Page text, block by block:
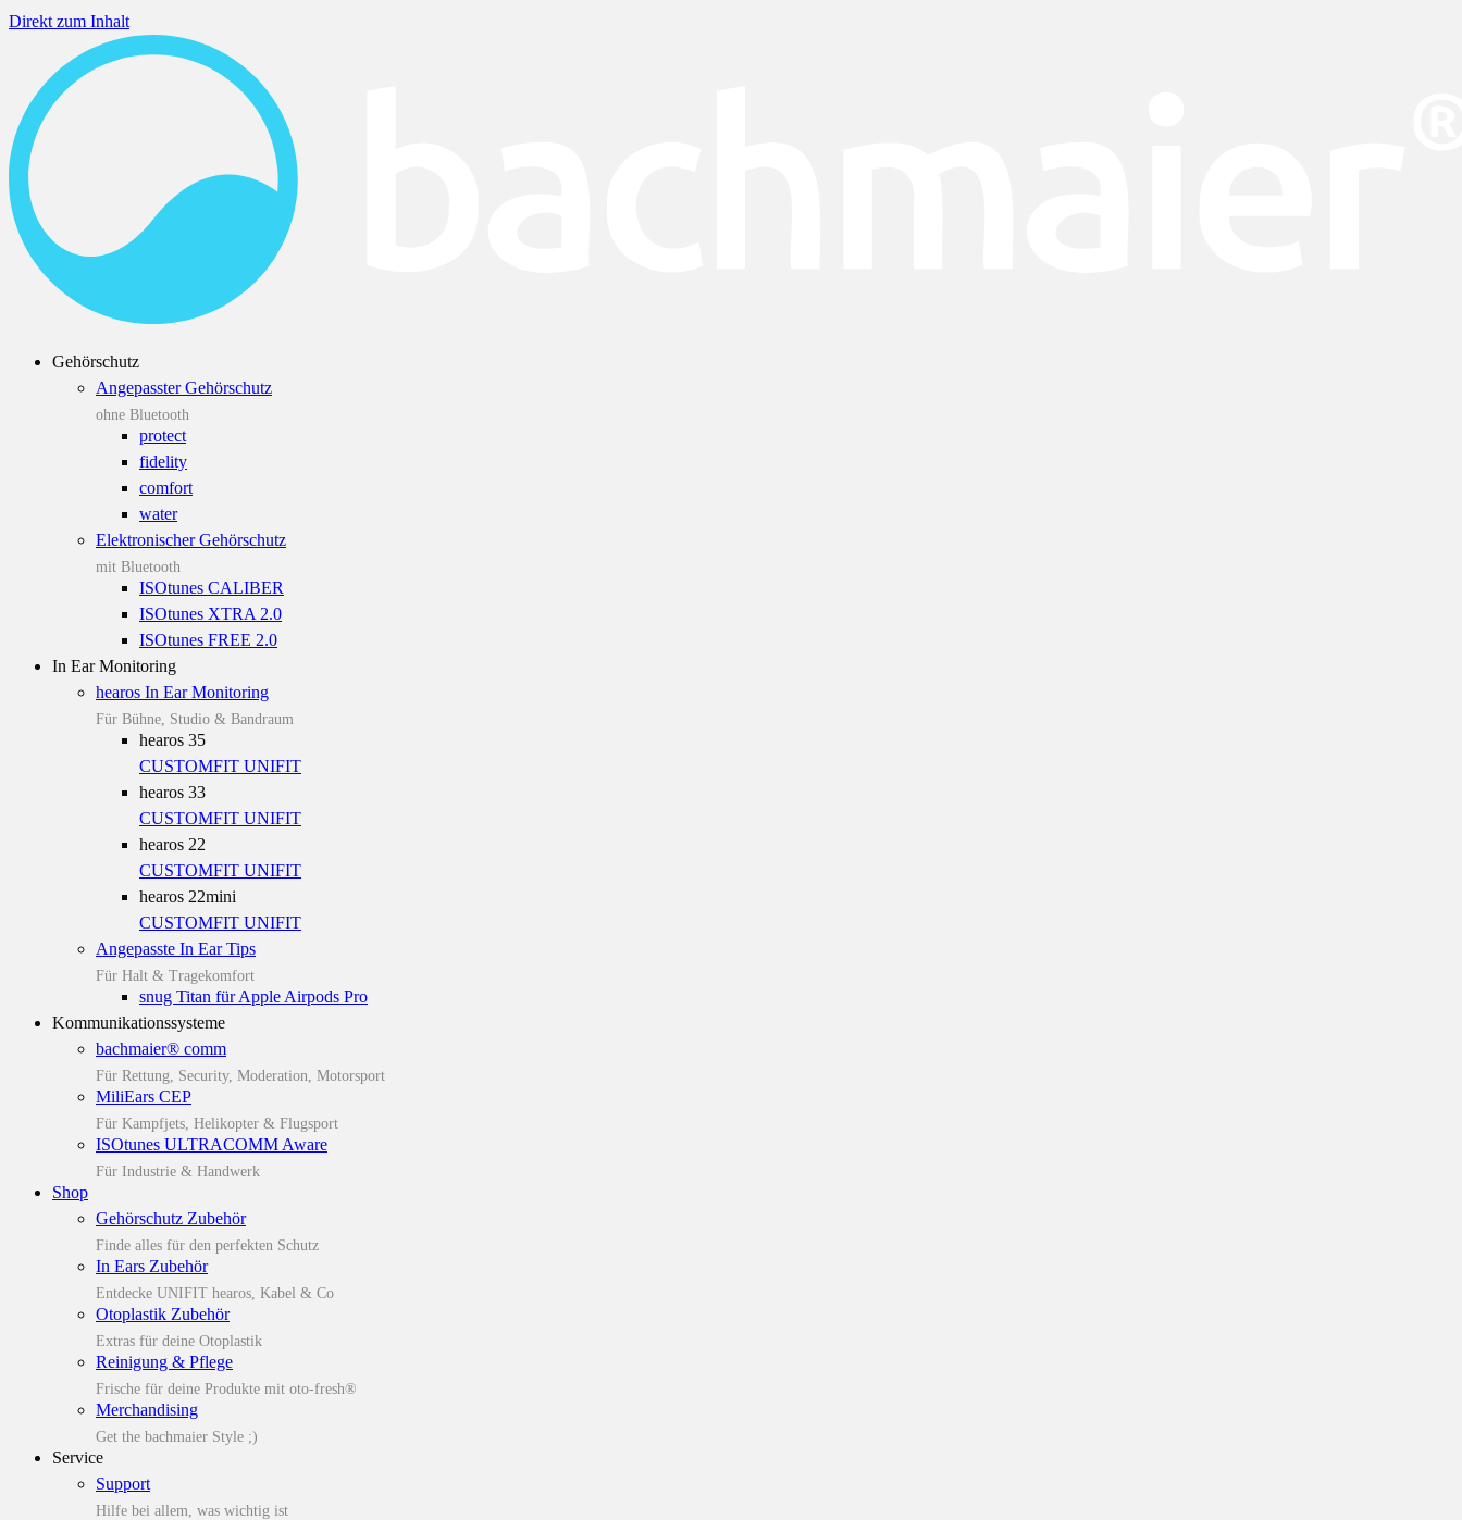
Direkt zum Inhalt
Gehörschutz
Angepasster Gehörschutz
ohne Bluetooth
protect
fidelity
comfort
water
Elektronischer Gehörschutz
mit Bluetooth
ISOtunes CALIBER
ISOtunes XTRA 2.0
ISOtunes FREE 2.0
In Ear Monitoring
hearos In Ear Monitoring
Für Bühne, Studio & Bandraum
hearos 35
CUSTOMFIT UNIFIT
hearos 33
CUSTOMFIT UNIFIT
hearos 22
CUSTOMFIT UNIFIT
hearos 22mini
CUSTOMFIT UNIFIT
Angepasste In Ear Tips
Für Halt & Tragekomfort
snug Titan für Apple Airpods Pro
Kommunikationssysteme
bachmaier® comm
Für Rettung, Security, Moderation, Motorsport
MiliEars CEP
Für Kampfjets, Helikopter & Flugsport
ISOtunes ULTRACOMM Aware
Für Industrie & Handwerk
Shop
Gehörschutz Zubehör
Finde alles für den perfekten Schutz
In Ears Zubehör
Entdecke UNIFIT hearos, Kabel & Co
Otoplastik Zubehör
Extras für deine Otoplastik
Reinigung & Pflege
Frische für deine Produkte mit oto-fresh®
Merchandising
Get the bachmaier Style ;)
Service
Support
Hilfe bei allem, was wichtig ist